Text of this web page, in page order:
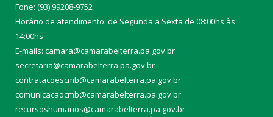
Fone: (93) 99208-9752
Horário de atendimento: de Segunda a Sexta de 08:00hs às
14:00hs
E-mails: camara@camarabelterra.pa.gov.br
secretaria@camarabelterra.pa.gov.br
contratacoescmb@camarabelterra.pa.gov.br
comunicacaocmb@camarabelterra.pa.gov.br
recursoshumanos@camarabelterra.pa.gov.br